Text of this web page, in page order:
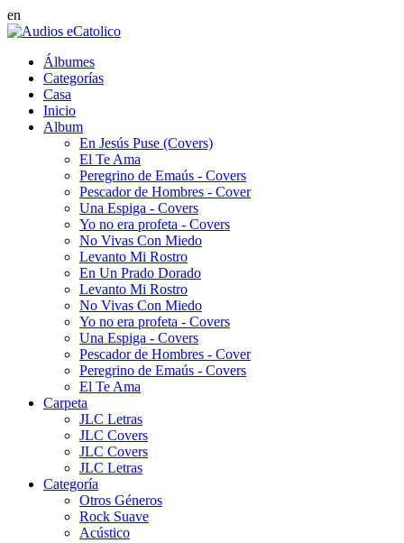
en
Álbumes
Categorías
Casa
Inicio
Album
En Jesús Puse (Covers)
El Te Ama
Peregrino de Emaús - Covers
Pescador de Hombres - Cover
Una Espiga - Covers
Yo no era profeta - Covers
No Vivas Con Miedo
Levanto Mi Rostro
En Un Prado Dorado
Levanto Mi Rostro
No Vivas Con Miedo
Yo no era profeta - Covers
Una Espiga - Covers
Pescador de Hombres - Cover
Peregrino de Emaús - Covers
El Te Ama
Carpeta
JLC Letras
JLC Covers
JLC Covers
JLC Letras
Categoría
Otros Géneros
Rock Suave
Acústico